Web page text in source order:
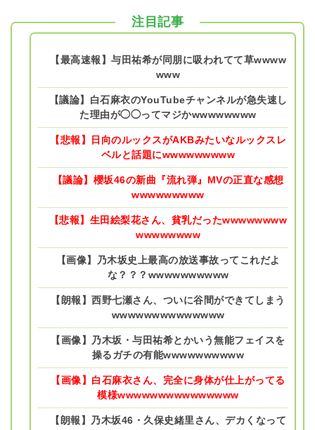
注目記事
【最高速報】与田祐希が同朋に吸われてて草wwww
www
【議論】白石麻衣のYouTubeチャンネルが急失速し
た理由が◯◯ってマジかwwwwwwww
【悲報】日向のルックスがAKBみたいなルックスレ
ベルと話題にwwwwwwwww
【議論】櫻坂46の新曲『流れ弾』MVの正直な感想
wwwwwwwww
【悲報】生田絵梨花さん、貧乳だったwwwwwwww
wwwwwwww
【画像】乃木坂史上最高の放送事故ってこれだよ
な？？？wwwwwwwwww
【朗報】西野七瀬さん、ついに谷間ができてしまう
wwwwwwwwwwwwww
【画像】乃木坂・与田祐希とかいう無能フェイスを
操るガチの有能wwwwwwwwww
【画像】白石麻衣さん、完全に身体が仕上がってる
模様wwwwwwwwwwwwwww
【朗報】乃木坂46・久保史緒里さん、デカくなって